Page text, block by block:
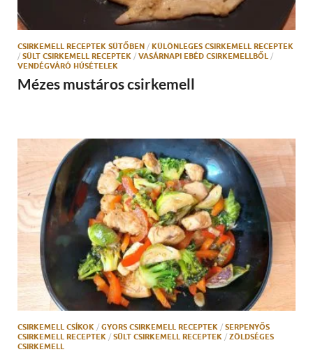
CSIRKEMELL RECEPTEK SÜTŐBEN / KÜLÖNLEGES CSIRKEMELL RECEPTEK
/ SÜLT CSIRKEMELL RECEPTEK / VASÁRNAPI EBÉD CSIRKEMELLBŐL /
VENDÉGVÁRÓ HÚSÉTELEK
Mézes mustáros csirkemell
CSIRKEMELL CSÍKOK / GYORS CSIRKEMELL RECEPTEK / SERPENYŐS
CSIRKEMELL RECEPTEK / SÜLT CSIRKEMELL RECEPTEK / ZÖLDSÉGES
CSIRKEMELL